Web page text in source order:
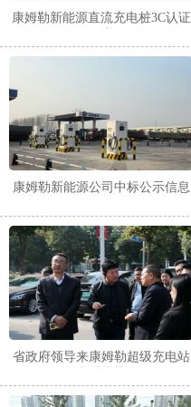
康姆勒新能源直流充电桩3C认证
康姆勒新能源公司中标公示信息
省政府领导来康姆勒超级充电站